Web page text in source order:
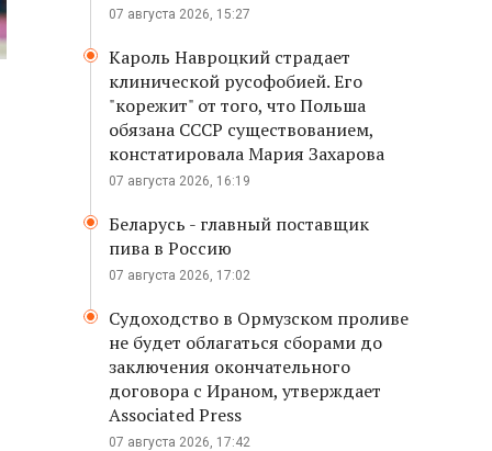
07 августа 2026, 15:27
Кароль Навроцкий страдает
клинической русофобией. Его
"корежит" от того, что Польша
обязана СССР существованием,
констатировала Мария Захарова
07 августа 2026, 16:19
Беларусь - главный поставщик
пива в Россию
07 августа 2026, 17:02
Судоходство в Ормузском проливе
не будет облагаться сборами до
заключения окончательного
договора с Ираном, утверждает
Associated Press
07 августа 2026, 17:42